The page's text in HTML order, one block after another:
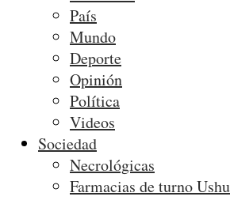
País
Mundo
Deporte
Opinión
Política
Videos
Sociedad
Necrológicas
Farmacias de turno